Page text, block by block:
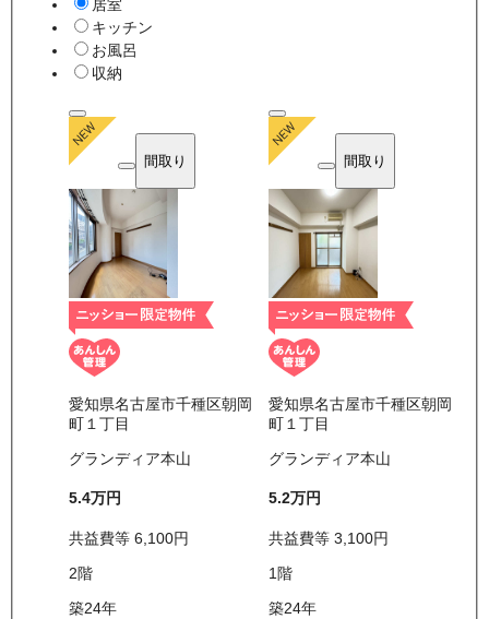
居室
キッチン
お風呂
収納
間取り
愛知県名古屋市千種区朝岡
町１丁目
グランディア本山
5.4万円
共益費等 6,100円
2階
築24年
間取り
愛知県名古屋市千種区朝岡
町１丁目
グランディア本山
5.2万円
共益費等3,100円
1 階
築24年